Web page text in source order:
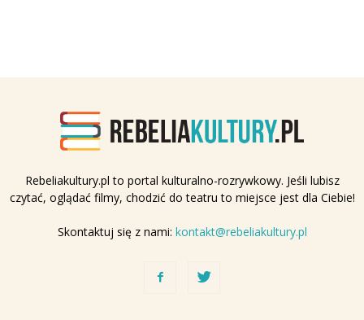
Rebeliakultury.pl to portal kulturalno-rozrywkowy. Jeśli lubisz
czytać, oglądać filmy, chodzić do teatru to miejsce jest dla Ciebie!
Skontaktuj się z nami: kontakt@rebeliakultury.pl